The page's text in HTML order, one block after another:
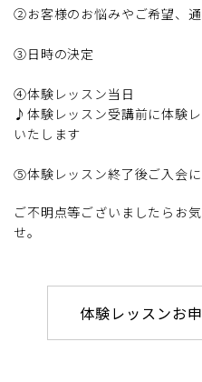
➁お客様のお悩みやご希望、
③日時の決定
④体験レッスン当日
♪体験レッスン受講前に体験
いたします
⑤体験レッスン終了後ご入会
ご不明点等ございましたらお
せ。
体験レッスンお